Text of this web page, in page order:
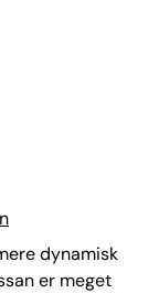
dynamisk
er meget